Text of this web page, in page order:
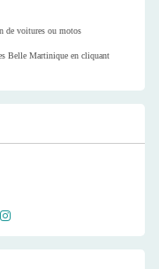
de voitures ou motos
Belle Martinique en cliquant